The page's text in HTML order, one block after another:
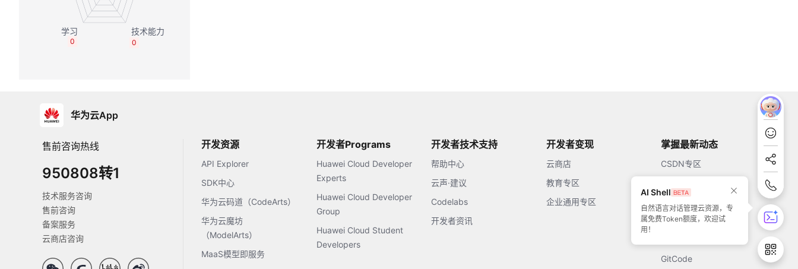
0
0
华为云App
售前咨询热线
950808转1
技术服务咨询
售前咨询
备案服务
云商店咨询
开发资源
API Explorer
SDK中心
华为云码道（CodeArts）
华为云魔坊
（ModelArts）
MaaS模型即服务
开发者Programs
Huawei Cloud Developer
Experts
Huawei Cloud Developer
Group
Huawei Cloud Student
Developers
开发者技术支持
帮助中心
云声·建议
Codelabs
开发者资讯
开发者变现
云商店
教育专区
企业通用专区
掌握最新动态
CSDN专区
51CTO
GitCode
AI Shell
自然语言对话管理云资源，专
属免费Token额度，欢迎试
用！